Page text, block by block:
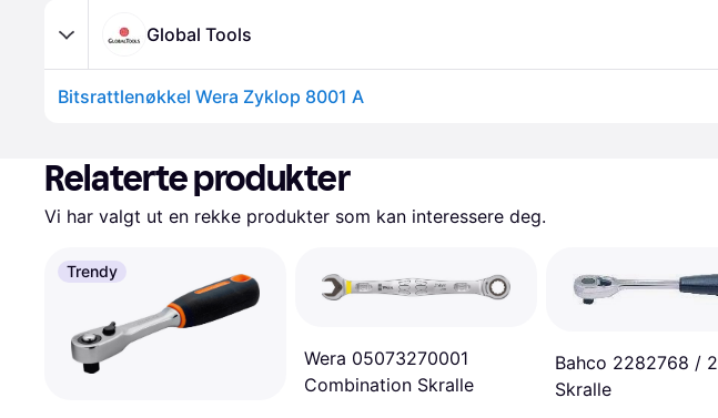
Global Tools
Bitsrattlenøkkel Wera Zyklop 8001 A
Relaterte produkter
Vi har valgt ut en rekke produkter som kan interessere deg.
Trendy
Wera 05073270001
Combination Skralle
Bahco 2282768 / 2
Skralle